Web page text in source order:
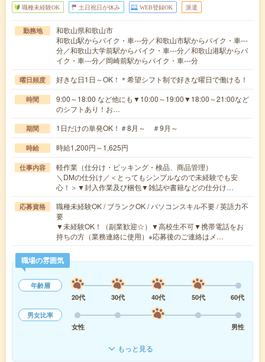
職種未経験OK 土日祝日が休み WEB登録OK 派遣
勤務地
和歌山県和歌山市
和歌山駅からバイク・車---分／和歌山市駅からバイク・車---
分／和歌山大学前駅からバイク・車---分／和歌山港駅からバ
イク・車---分／岡崎前駅からバイク・車---分
曜日頻度 好きな日1日～OK！＊希望シフト制で好きな曜日で働ける！
時間
9:00～18:00 など他にも▼10:00～19:00▼18:00～21:00など
のシフトあり！お…
期間 1日だけの単発OK！＃8月～ ＃9月～
時給 時給1,200円～1,625円
仕事内容
軽作業（仕分け・ピッキング・検品、商品管理）
＼DMの仕分け／＜とってもシンプルなので未経験でも安
心！＞▼封入作業及び梱包▼雑誌や書籍などの仕分け…
応募資格
職種未経験OK / ブランクOK / パソコンスキル不要 / 英語力不
要
▼未経験OK！（副業歓迎☆）▼高校生不可▼携帯電話をお
持ちの方（業務連絡に使用）※応募後のご連絡はメ…
職場の雰囲気
年齢層
20代
30代 40代 50代
60代
男女比率
女性
男性
もっと見る